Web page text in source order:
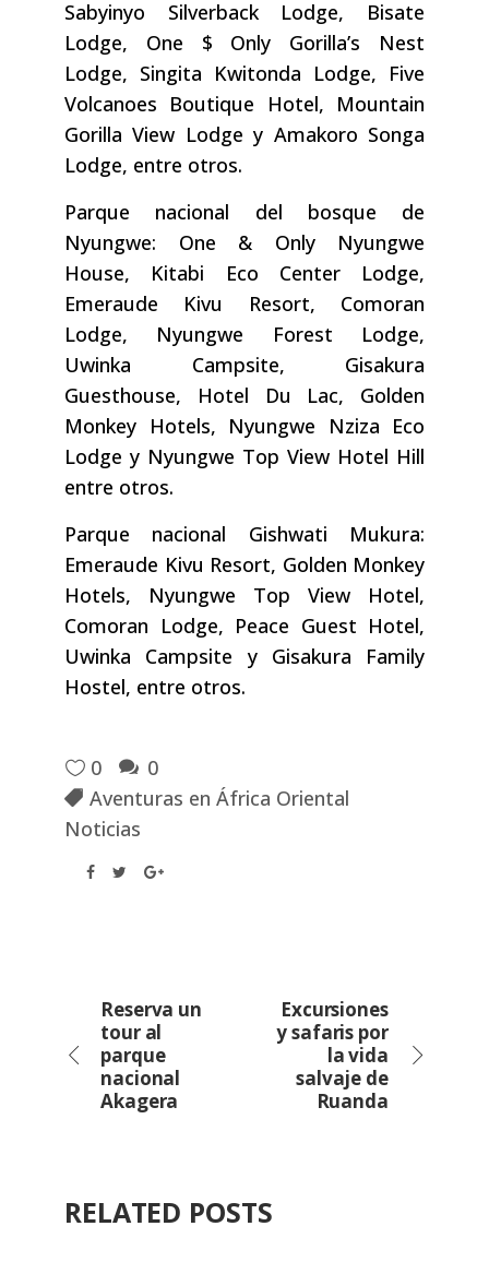
Sabyinyo Silverback Lodge, Bisate
Lodge, One $ Only Gorilla’s Nest
Lodge, Singita Kwitonda Lodge, Five
Volcanoes Boutique Hotel, Mountain
Gorilla View Lodge y Amakoro Songa
Lodge, entre otros.
Parque nacional del bosque de
Nyungwe: One & Only Nyungwe
House, Kitabi Eco Center Lodge,
Emeraude Kivu Resort, Comoran
Lodge, Nyungwe Forest Lodge,
Uwinka Campsite, Gisakura
Guesthouse, Hotel Du Lac, Golden
Monkey Hotels, Nyungwe Nziza Eco
Lodge y Nyungwe Top View Hotel Hill
entre otros.
Parque nacional Gishwati Mukura:
Emeraude Kivu Resort, Golden Monkey
Hotels, Nyungwe Top View Hotel,
Comoran Lodge, Peace Guest Hotel,
Uwinka Campsite y Gisakura Family
Hostel, entre otros.
0
0
Aventuras en África Oriental
Noticias
Reserva un
tour al
parque
nacional
Akagera
Excursiones
y safaris por
la vida
salvaje de
Ruanda
RELATED POSTS